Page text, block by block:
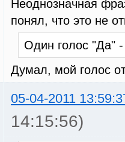
Неоднозначная
понял, что это не
Один голос "Да"
Думал, мой голос
05-04-2011
14:15:56)